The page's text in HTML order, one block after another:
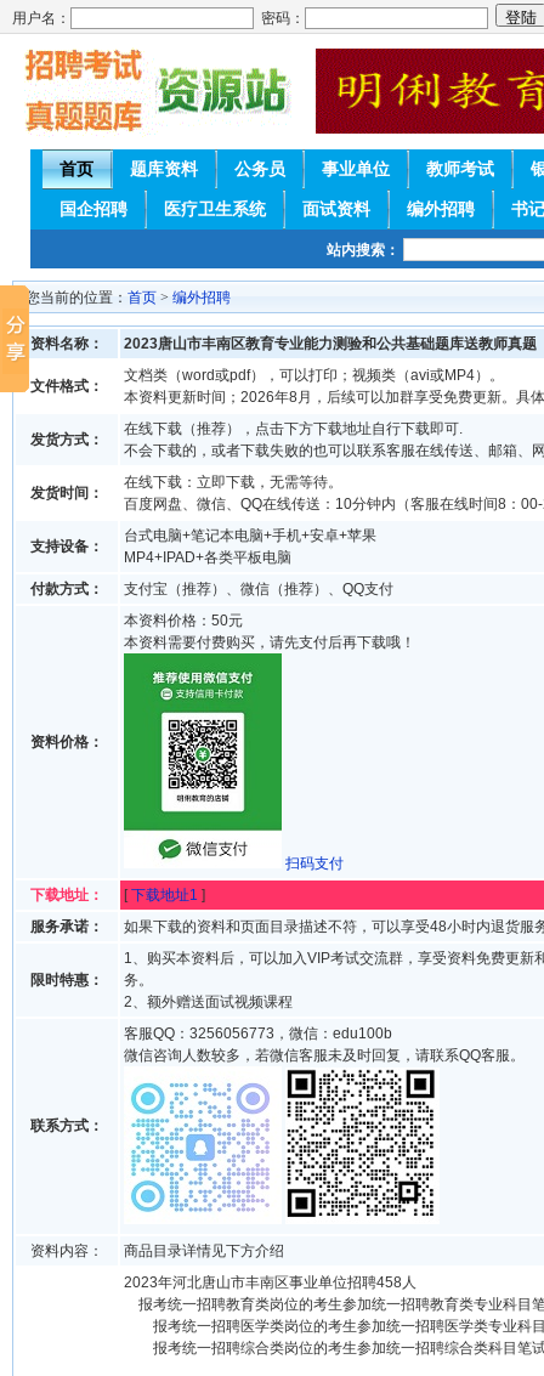
用户名： 密码：
首页 题库资料 公务员 事业单位 教师考试
国企招聘 医疗卫生系统 面试资料 编外招聘 书
站内搜索：
您当前的位置： 首页 > 编外招聘
资料名称： 2023唐山市丰南区教育专业能力测验和公共基础题库送教师真题
文件格式：
文档类（word或pdf），可以打印；视频类（avi或MP4）。
本资料更新时间；2026年8月，后续可以加群享受免费更新。具
发货方式：
在线下载（推荐），点击下方下载地址自行下载即可.
不会下载的，或者下载失败的也可以联系客服在线传送、邮箱、
发货时间：
在线下载：立即下载，无需等待。
百度网盘、微信、QQ在线传送：10分钟内（客服在线时间8：
支持设备：
台式电脑+笔记本电脑+手机+安卓+苹果
MP4+IPAD+各类平板电脑
付款方式：
支付宝（推荐）、微信（推荐）、QQ支付
资料价格：
本资料价格：50元
本资料需要付费购买，请先支付后再下载哦！
扫码支付
下载地址：
[下载地址1 ]
服务承诺：
如果下载的资料和页面目录描述不符，可以享受48小时内退货服
限时特惠：
1、购买本资料后，可以加入VIP考试交流群，享受资料免费更新
务。
2、额外赠送面试视频课程
联系方式：
客服QQ：3256056773，微信：edu100b
微信咨询人数较多，若微信客服未及时回复，请联系QQ客服。
资料内容：
商品目录详情见下方介绍
2023年河北唐山市丰南区事业单位招聘458人
报考统一招聘教育类岗位的考生参加统一招聘教育类专业科目
报考统一招聘医学类岗位的考生参加统一招聘医学类专业科
报考统一招聘综合类岗位的考生参加统一招聘综合类科目笔